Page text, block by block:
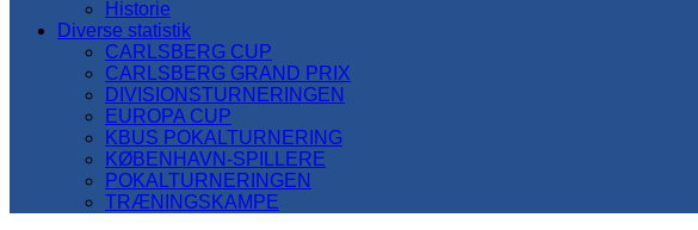
Historie
Diverse statistik
CARLSBERG CUP
CARLSBERG GRAND PRIX
DIVISIONSTURNERINGEN
EUROPA CUP
KBUS POKALTURNERING
KØBENHAVN-SPILLERE
POKALTURNERINGEN
TRÆNINGSKAMPE